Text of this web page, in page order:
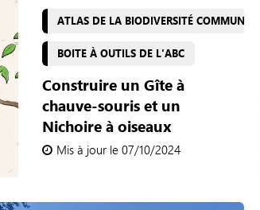
ATLAS DE LA BIODIVERSITÉ COMMUNALE
BOITE À OUTILS DE L'ABC
Construire un Gîte à
chauve-souris et un
Nichoire à oiseaux
Mis à jour le 07/10/2024